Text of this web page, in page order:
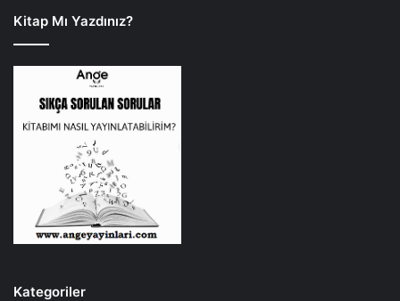
Kitap Mı Yazdınız?
Kategoriler